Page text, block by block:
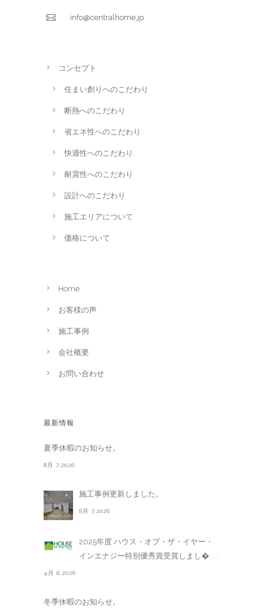
info@centralhome.jp
コンセプト
住まい創りへのこだわり
断熱へのこだわり
省エネ性へのこだわり
快適性へのこだわり
耐震性へのこだわり
設計へのこだわり
施工エリアについて
価格について
Home
お客様の声
施工事例
会社概要
お問い合わせ
最新情報
夏季休暇のお知らせ。
8月 7,2026
施工事例更新しました。
8月 7,2026
2025年度 ハウス・オブ・ザ・イヤー・
インエナジー特別優秀賞受賞しまし�. . .
4月 6,2026
冬季休暇のお知らせ。